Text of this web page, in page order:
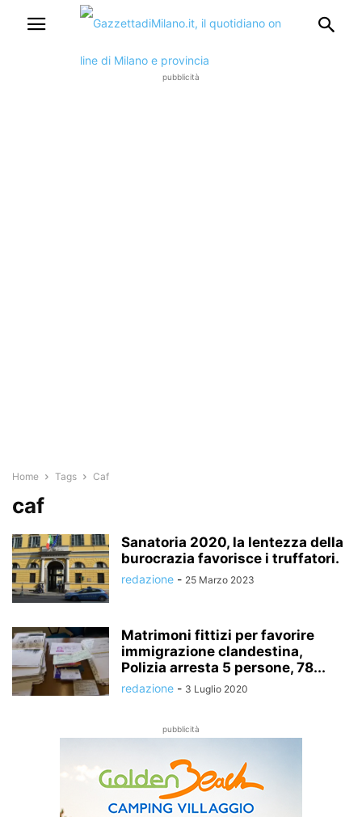
pubblicità
Home Tags Caf
caf
Sanatoria 2020, la lentezza della
burocrazia favorisce i truffatori.
redazione - 25 Marzo 2023
Matrimoni fittizi per favorire
immigrazione clandestina,
Polizia arresta 5 persone, 78...
redazione - 3 Luglio 2020
pubblicità